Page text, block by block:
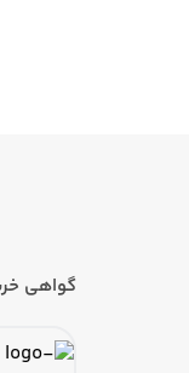
گواهی